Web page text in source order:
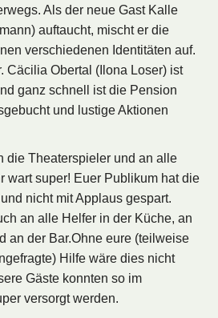
Als der neue Gast Kalle
auftaucht, mischt er die
verschiedenen Identitäten auf.
Cäcilia Obertal (Ilona Loser) ist
ganz schnell ist die Pension
und lustige Aktionen
die Theaterspieler und an alle
wart super! Euer Publikum hat die
nicht mit Applaus gespart.
an alle Helfer in der Küche, an
an der Bar.Ohne eure (teilweise
Hilfe wäre dies nicht
Gäste konnten so im
versorgt werden.